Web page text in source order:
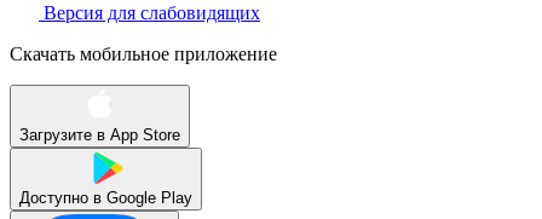
Версия для слабовидящих
Скачать мобильное приложение
Загрузите в App Store
Доступно в Google Play